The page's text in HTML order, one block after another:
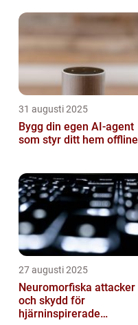
31 augusti 2025
Bygg din egen AI-agent
som styr ditt hem offline
27 augusti 2025
Neuromorfiska attacker
och skydd för
hjärninspirerade